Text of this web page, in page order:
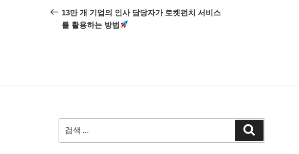
탐
색
전
글
13만 개 기업의 인사 담당자가 로켓펀치 서비스
를 활용하는 방법
색:
색